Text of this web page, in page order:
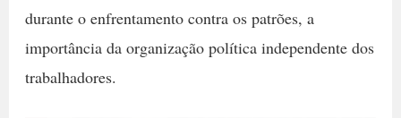
durante o enfrentamento contra os patrões, a
importância da organização política independente dos
trabalhadores.